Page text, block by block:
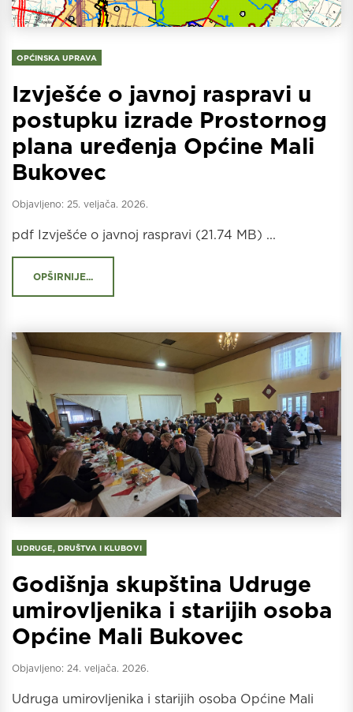
OPĆINSKA UPRAVA
Izvješće o javnoj raspravi u
postupku izrade Prostornog
plana uređenja Općine Mali
Bukovec
Objavljeno: 25. veljača. 2026.
pdf Izvješće o javnoj raspravi (21.74 MB) ...
OPŠIRNIJE...
UDRUGE, DRUŠTVA I KLUBOVI
Godišnja skupština Udruge
umirovljenika i starijih osoba
Općine Mali Bukovec
Objavljeno: 24. veljača. 2026.
Udruga umirovljenika i starijih osoba Općine Mali